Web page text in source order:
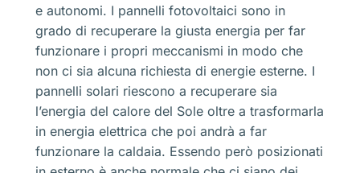
e autonomi. I pannelli fotovoltaici sono in
grado di recuperare la giusta energia per far
funzionare i propri meccanismi in modo che
non ci sia alcuna richiesta di energie esterne. I
pannelli solari riescono a recuperare sia
l’energia del calore del Sole oltre a trasformarla
in energia elettrica che poi andrà a far
funzionare la caldaia. Essendo però posizionati